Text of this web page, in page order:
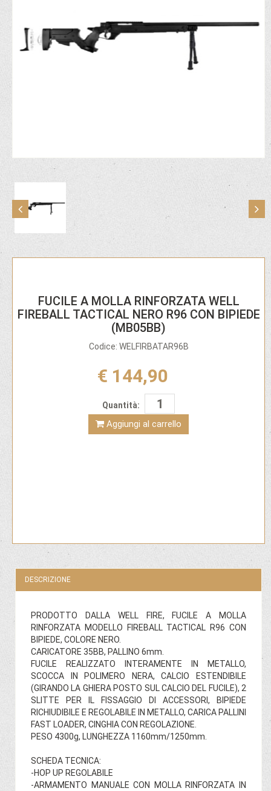
FUCILE A MOLLA RINFORZATA WELL
FIREBALL TACTICAL NERO R96 CON BIPIEDE
(MB05BB)
Codice: WELFIRBATAR96B
€ 144,90
Quantità:
Aggiungi al carrello
DESCRIZIONE
PRODOTTO DALLA WELL FIRE, FUCILE A MOLLA
RINFORZATA MODELLO FIREBALL TACTICAL R96 CON
BIPIEDE, COLORE NERO.
CARICATORE 35BB, PALLINO 6mm.
FUCILE REALIZZATO INTERAMENTE IN METALLO,
SCOCCA IN POLIMERO NERA, CALCIO ESTENDIBILE
(GIRANDO LA GHIERA POSTO SUL CALCIO DEL FUCILE), 2
SLITTE PER IL FISSAGGIO DI ACCESSORI, BIPIEDE
RICHIUDIBILE E REGOLABILE IN METALLO, CARICA PALLINI
FAST LOADER, CINGHIA CON REGOLAZIONE.
PESO 4300g, LUNGHEZZA 1160mm/1250mm.
SCHEDA TECNICA:
-HOP UP REGOLABILE
-ARMAMENTO MANUALE CON MOLLA RINFORZATA IN